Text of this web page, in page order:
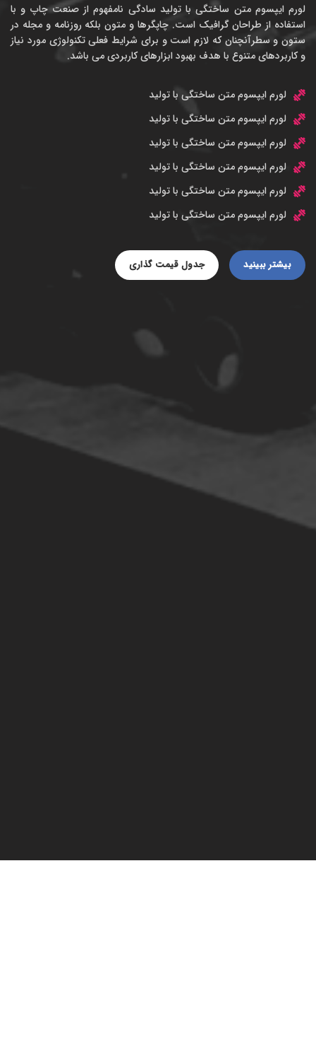
لورم ایپسوم متن ساختگی با تولید سادگی نامفهوم از صنعت چاپ و با
استفاده از طراحان گرافیک است. چاپگرها و متون بلکه روزنامه و مجله در
ستون و سطرآنچنان که لازم است و برای شرایط فعلی تکنولوژی مورد نیاز
و کاربردهای متنوع با هدف بهبود ابزارهای کاربردی می باشد.
لورم ایپسوم متن ساختگی با تولید
لورم ایپسوم متن ساختگی با تولید
لورم ایپسوم متن ساختگی با تولید
لورم ایپسوم متن ساختگی با تولید
لورم ایپسوم متن ساختگی با تولید
لورم ایپسوم متن ساختگی با تولید
بیشتر ببینید جدول قیمت گذاری